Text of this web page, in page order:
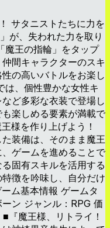
サタニストたちに力を
が、失われた力を取り
魔王の指輪」をタップ
間キャラクターのスキ
の高いバトルをお楽し
は、個性豊かな女性キ
ど多彩な衣装で登場し
楽しめる要素が満載で
様を作り上げよう！
装備は、そのまま魔王
ゲームを進めることで
固有スキルを活用する
徴を吟味し、自分だけ
ム基本情報 ゲームタ
ン ジャンル：RPG 価
『魔王様、リトライ！